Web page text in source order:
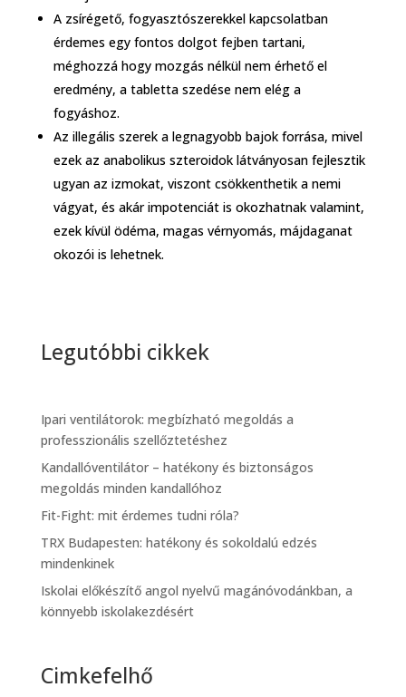
A zsírégető, fogyasztószerekkel kapcsolatban
érdemes egy fontos dolgot fejben tartani,
méghozzá hogy mozgás nélkül nem érhető el
eredmény, a tabletta szedése nem elég a
fogyáshoz.
Az illegális szerek a legnagyobb bajok forrása, mivel
ezek az anabolikus szteroidok látványosan fejlesztik
ugyan az izmokat, viszont csökkenthetik a nemi
vágyat, és akár impotenciát is okozhatnak valamint,
ezek kívül ödéma, magas vérnyomás, májdaganat
okozói is lehetnek.
Legutóbbi cikkek
Ipari ventilátorok: megbízható megoldás a
professzionális szellőztetéshez
Kandallóventilátor – hatékony és biztonságos
megoldás minden kandallóhoz
Fit-Fight: mit érdemes tudni róla?
TRX Budapesten: hatékony és sokoldalú edzés
mindenkinek
Iskolai előkészítő angol nyelvű magánóvodánkban, a
könnyebb iskolakezdésért
Cimkefelhő